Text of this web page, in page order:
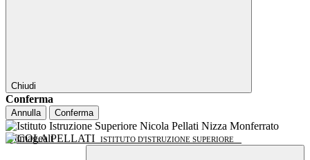
Chiudi
Conferma
Annulla Conferma
NICOLA PELLATI ISTITUTO D'ISTRUZIONE SUPERIORE